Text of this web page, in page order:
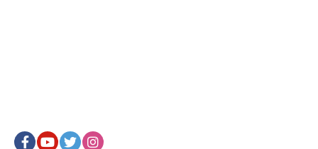
FacebookYoutubeTwitter